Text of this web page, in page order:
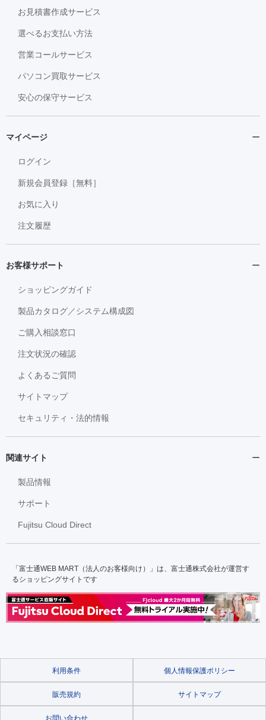
お見積書作成サービス
選べるお支払い方法
営業コールサービス
パソコン買取サービス
安心の保守サービス
マイページ
ログイン
新規会員登録［無料］
お気に入り
注文履歴
お客様サポート
ショッピングガイド
製品カタログ／システム構成図
ご購入相談窓口
注文状況の確認
よくあるご質問
サイトマップ
セキュリティ・法的情報
関連サイト
製品情報
サポート
Fujitsu Cloud Direct
「富士通WEB MART（法人のお客様向け）」は、富士通株式会社が運営す
るショッピングサイトです
利用条件 個人情報保護ポリシー
販売規約 サイトマップ